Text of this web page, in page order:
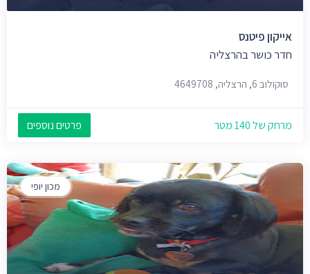
אייקון פיטנס
חדר כושר בהרצליה
סוקולוב 6, הרצליה, 4649708
מרחק של 140 מטר פרטים נוספים
מכון יופי